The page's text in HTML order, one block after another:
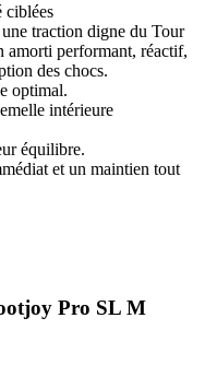
traction digne du Tour
amorti performant, réactif,
des chocs.
optimal.
intérieure
équilibre.
et un maintien tout
Pro SL M